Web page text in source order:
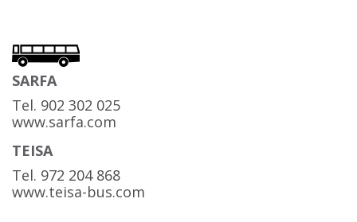
SARFA
Tel. 902 302 025
www.sarfa.com
TEISA
Tel. 972 204 868
www.teisa-bus.com